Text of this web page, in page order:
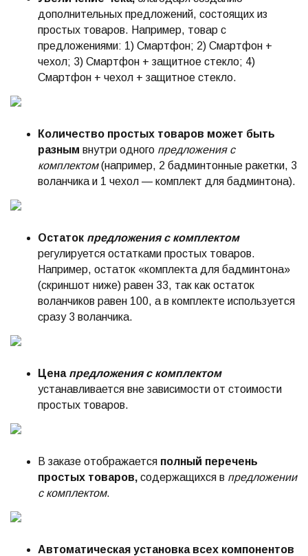
дополнительных предложений, состоящих из
простых товаров. Например, товар с
предложениями: 1) Смартфон; 2) Смартфон +
чехол; 3) Смартфон + защитное стекло; 4)
Смартфон + чехол + защитное стекло.
Количество простых товаров может быть
разным внутри одного предложения с
комплектом(например, 2 бадминтонные ракетки, 3
воланчика и 1 чехол — комплект для бадминтона).
Остаток предложения с комплектом
регулируется остатками простых товаров.
Например, остаток «комплекта для бадминтона»
(скриншот ниже) равен 33, так как остаток
воланчиков равен 100, а в комплекте используется
сразу 3 воланчика.
Цена предложения с комплектом
устанавливается вне зависимости от стоимости
простых товаров.
В заказе отображается полный перечень
простых товаров, содержащихся в предложении
с комплектом.
Автоматическая установка всех компонентов